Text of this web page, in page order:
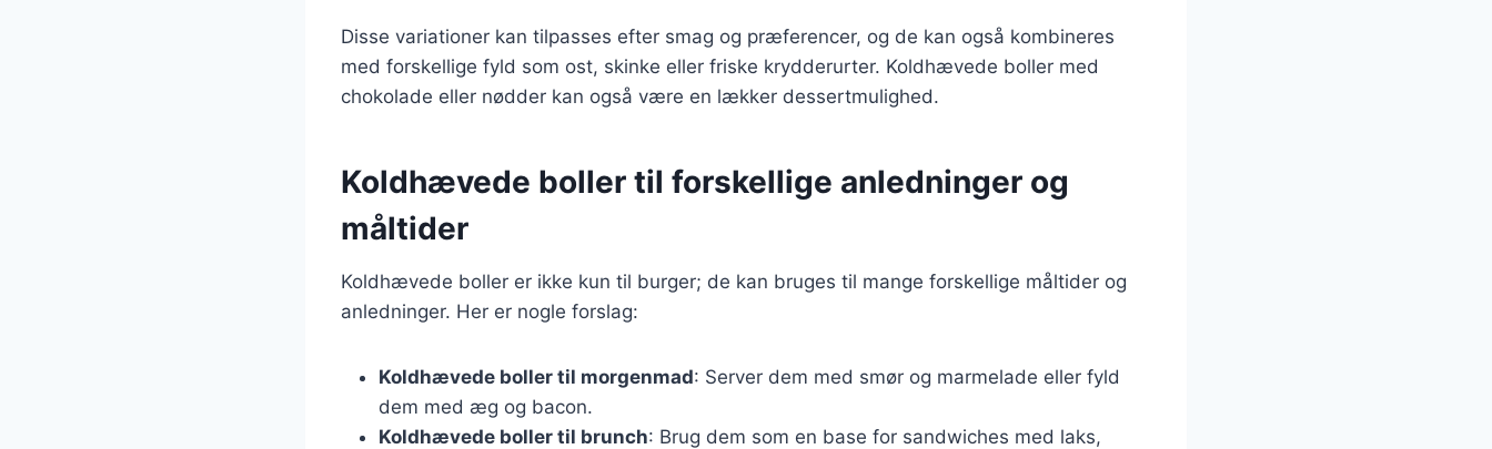
Disse variationer kan tilpasses efter smag og præferencer, og de kan også kombineres
med forskellige fyld som ost, skinke eller friske krydderurter. Koldhævede boller med
chokolade eller nødder kan også være en lækker dessertmulighed.
Koldhævede boller til forskellige anledninger og
måltider
Koldhævede boller er ikke kun til burger; de kan bruges til mange forskellige måltider og
anledninger. Her er nogle forslag:
Koldhævede boller til morgenmad: Server dem med smør og marmelade eller fyld
dem med æg og bacon.
Koldhævede boller til brunch: Brug dem som en base for sandwiches med laks,